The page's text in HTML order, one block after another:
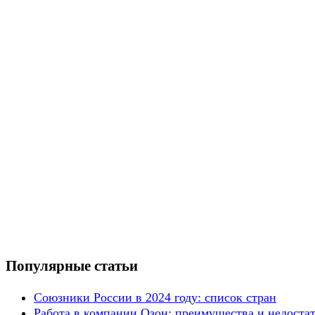
Популярные статьи
Союзники России в 2024 году: список стран